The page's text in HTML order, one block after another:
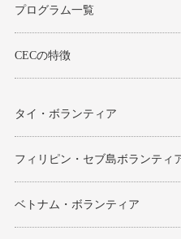
プログラム一覧
CECの特徴
タイ・ボランティア
フィリピン・セブ島ボランティ
ベトナム・ボランティア